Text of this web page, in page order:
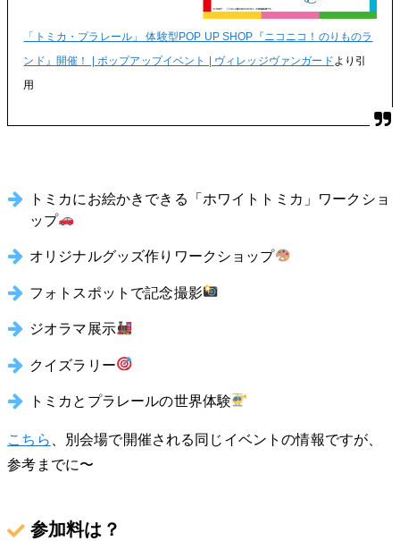
「トミカ・プラレール」 体験型POP UP SHOP『ニコニコ！のりものラ
ンド』開催！ | ポップアップイベント | ヴィレッジヴァンガード より引
用
トミカにお絵かきできる「ホワイトトミカ」ワークショ
ップ
オリジナルグッズ作りワークショップ
フォトスポットで記念撮影
ジオラマ展示
クイズラリー
トミカとプラレールの世界体験
こちら 、別会場で開催される同じイベントの情報ですが、
参考までに〜
参加料は？